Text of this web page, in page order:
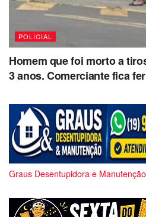
POLICIAL
Homem que foi morto a
3 anos. Comerciante fica
Graus Desentupidora e Manutenção